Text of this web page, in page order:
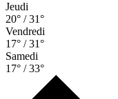
Jeudi
20° / 31°
Vendredi
17° / 31°
Samedi
17° / 33°